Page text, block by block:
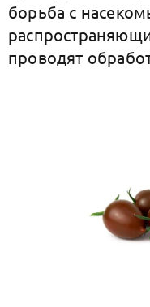
борьба с
проводят